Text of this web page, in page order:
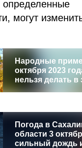
определенные
могут
Народные
октября 2023
нельзя делать в
Погода в
области 3
сильный дождь